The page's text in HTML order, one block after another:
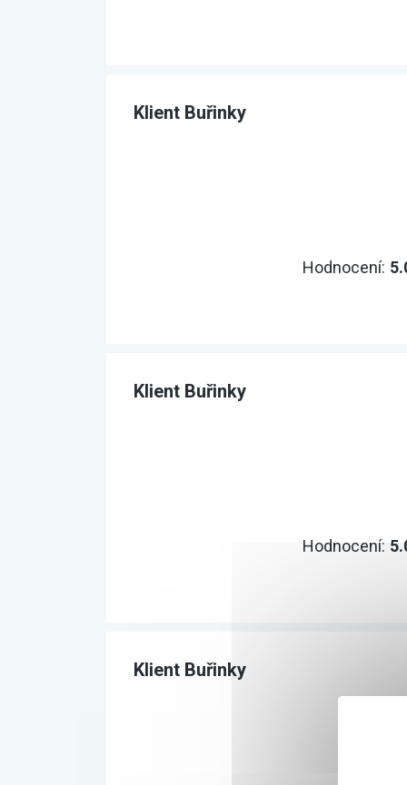
Klient Buřinky
Hodnocení:
Klient Buřinky
Hodnocení:
Klient Buřinky